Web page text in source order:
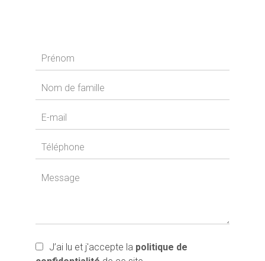
J’ai lu et j'accepte la politique de